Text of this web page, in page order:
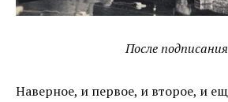
После подписания
Наверное, и первое, и второе, и